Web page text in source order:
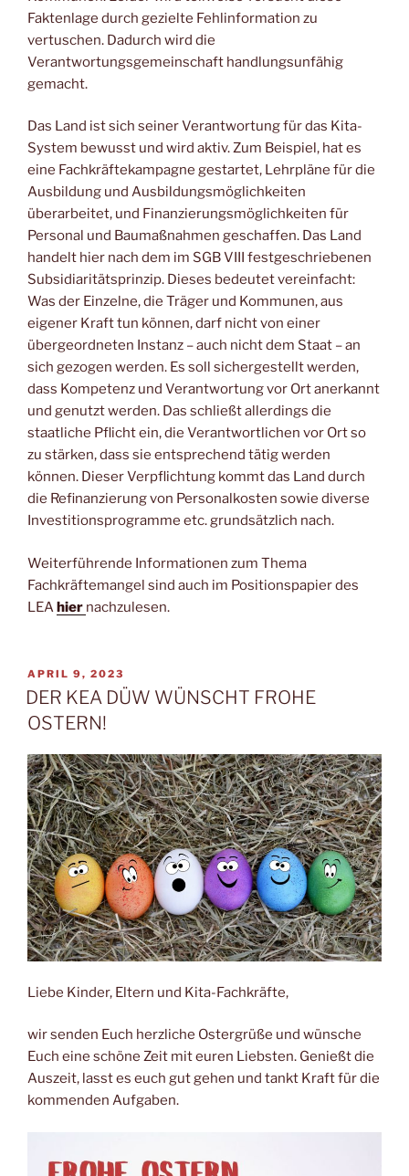
Faktenlage durch gezielte Fehlinformation zu
vertuschen. Dadurch wird die
Verantwortungsgemeinschaft handlungsunfähig
gemacht.
Das Land ist sich seiner Verantwortung für das Kita-
System bewusst und wird aktiv. Zum Beispiel, hat es
eine Fachkräftekampagne gestartet, Lehrpläne für die
Ausbildung und Ausbildungsmöglichkeiten
überarbeitet, und Finanzierungsmöglichkeiten für
Personal und Baumaßnahmen geschaffen. Das Land
handelt hier nach dem im SGB VIII festgeschriebenen
Subsidiaritätsprinzip. Dieses bedeutet vereinfacht:
Was der Einzelne, die Träger und Kommunen, aus
eigener Kraft tun können, darf nicht von einer
übergeordneten Instanz – auch nicht dem Staat – an
sich gezogen werden. Es soll sichergestellt werden,
dass Kompetenz und Verantwortung vor Ort anerkannt
und genutzt werden. Das schließt allerdings die
staatliche Pflicht ein, die Verantwortlichen vor Ort so
zu stärken, dass sie entsprechend tätig werden
können. Dieser Verpflichtung kommt das Land durch
die Refinanzierung von Personalkosten sowie diverse
Investitionsprogramme etc. grundsätzlich nach.
Weiterführende Informationen zum Thema
Fachkräftemangel sind auch im Positionspapier des
LEAhier nachzulesen.
VERÖFFENTLICHT
AM
APRIL 9, 2023
DER KEA DÜW WÜNSCHT FROHE
OSTERN!
Liebe Kinder, Eltern und Kita-Fachkräfte,
wir senden Euch herzliche Ostergrüße und wünsche
Euch eine schöne Zeit mit euren Liebsten. Genießt die
Auszeit, lasst es euch gut gehen und tankt Kraft für die
kommenden Aufgaben.